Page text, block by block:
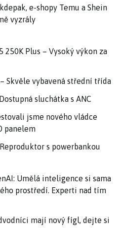
e-shopy Temu a Shein
vyzrály
250K Plus – Vysoký výkon za
Skvěle vybavená střední třída
sluchátka s ANC
jsme nového vládce
panelem
s powerbankou
Umělá inteligence si sama
prostředí. Experti nad tím
mají nový fígl, dejte si